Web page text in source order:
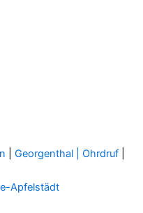
Georgenthal | Ohrdruf
Apfelstädt